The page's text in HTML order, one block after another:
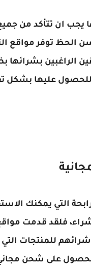
يجب ان تتأكد من
الحظ توفر مواقع
الراغبين بشرائها
عليها بشكل
التي يمكنك
فلقد قدمت
للمنتجات التي
على شحن مجاني